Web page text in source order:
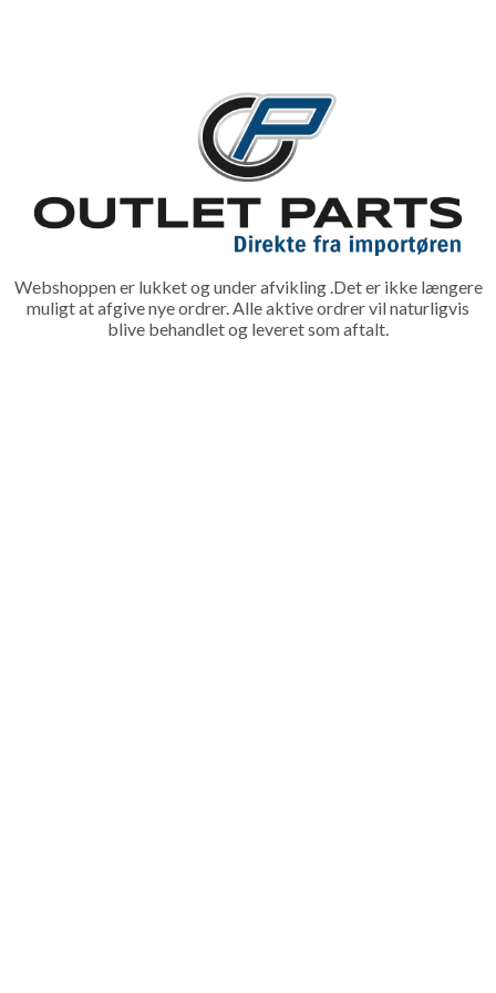
Webshoppen er lukket og under afvikling .Det er ikke længere
muligt at afgive nye ordrer. Alle aktive ordrer vil naturligvis
blive behandlet og leveret som aftalt.